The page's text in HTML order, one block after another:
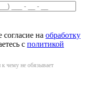
на обработку
с политикой
к чему не обязывает